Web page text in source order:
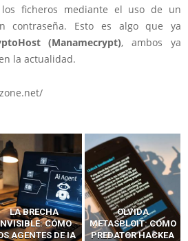
ficheros mediante el uso de un
contraseña. Esto es algo que ya
(Manamecrypt), ambos ya
la actualidad.
OLVIDA
CÓMO
HACKEA
CÓMO LOS HACKERS
INTERCEPTAN OTPS
Y LLAMADAS